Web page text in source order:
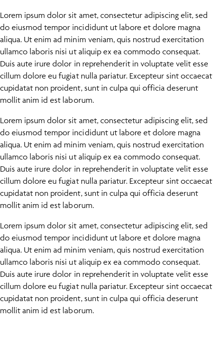
Lorem ipsum dolor sit amet, consectetur adipiscing elit, sed
do eiusmod tempor incididunt ut labore et dolore magna
aliqua. Ut enim ad minim veniam, quis nostrud exercitation
ullamco laboris nisi ut aliquip ex ea commodo consequat.
Duis aute irure dolor in reprehenderit in voluptate velit esse
cillum dolore eu fugiat nulla pariatur. Excepteur sint occaecat
cupidatat non proident, sunt in culpa qui officia deserunt
mollit anim id est laborum.
Lorem ipsum dolor sit amet, consectetur adipiscing elit, sed
do eiusmod tempor incididunt ut labore et dolore magna
aliqua. Ut enim ad minim veniam, quis nostrud exercitation
ullamco laboris nisi ut aliquip ex ea commodo consequat.
Duis aute irure dolor in reprehenderit in voluptate velit esse
cillum dolore eu fugiat nulla pariatur. Excepteur sint occaecat
cupidatat non proident, sunt in culpa qui officia deserunt
mollit anim id est laborum.
Lorem ipsum dolor sit amet, consectetur adipiscing elit, sed
do eiusmod tempor incididunt ut labore et dolore magna
aliqua. Ut enim ad minim veniam, quis nostrud exercitation
ullamco laboris nisi ut aliquip ex ea commodo consequat.
Duis aute irure dolor in reprehenderit in voluptate velit esse
cillum dolore eu fugiat nulla pariatur. Excepteur sint occaecat
cupidatat non proident, sunt in culpa qui officia deserunt
mollit anim id est laborum.